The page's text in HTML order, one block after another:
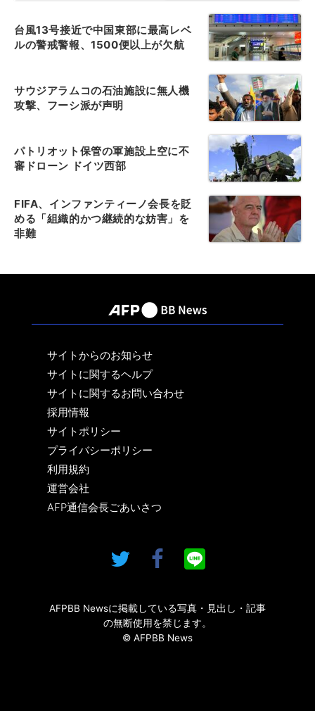
台風13号接近で中国東部に最高レベ
ルの警戒警報、1500便以上が欠航
サウジアラムコの石油施設に無人機
攻撃、フーシ派が声明
パトリオット保管の軍施設上空に不
審ドローン ドイツ西部
FIFA、インファンティーノ会長を貶
める「組織的かつ継続的な妨害」を
非難
サイトからのお知らせ
サイトに関するヘルプ
サイトに関するお問い合わせ
採用情報
サイトポリシー
プライバシーポリシー
利用規約
運営会社
AFP通信会長ごあいさつ
AFPBB Newsに掲載している写真・見出し・記事
の無断使用を禁じます。
© AFPBB News